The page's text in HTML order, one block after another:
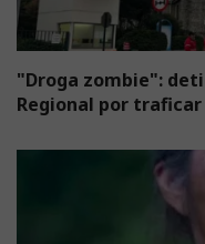
"Droga zombie":
Regional por